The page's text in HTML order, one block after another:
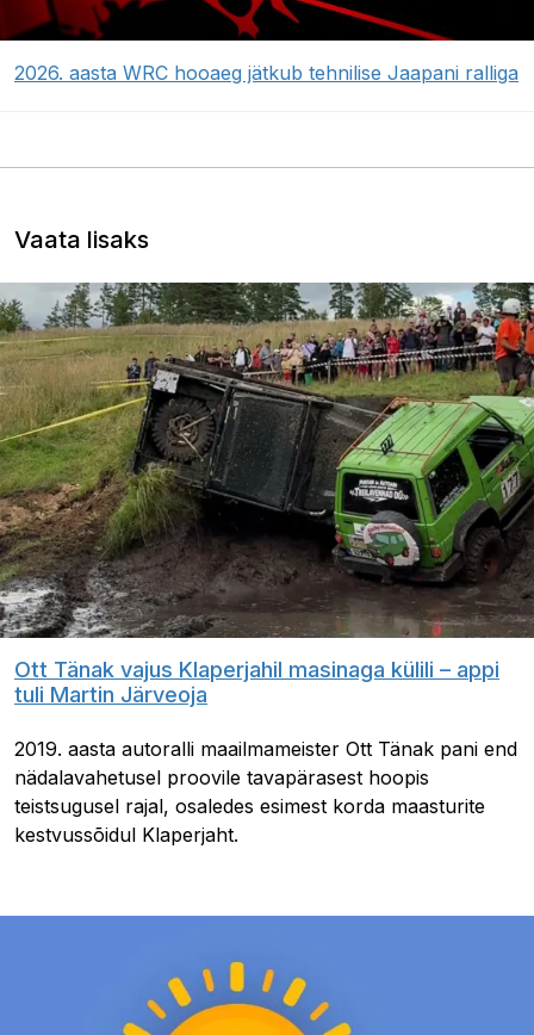
2026. aasta WRC hooaeg jätkub tehnilise Jaapani ralliga
Vaata lisaks
Ott Tänak vajus Klaperjahil masinaga külili – appi
tuli Martin Järveoja
2019. aasta autoralli maailmameister Ott Tänak pani end
nädalavahetusel proovile tavapärasest hoopis
teistsugusel rajal, osaledes esimest korda maasturite
kestvussõidul Klaperjaht.